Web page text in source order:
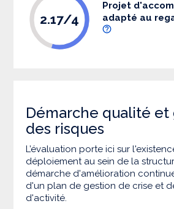
2.17/4
Projet
adapté au
Démarche qualité et
des risques
L’évaluation porte ici sur
déploiement au sein de la
démarche d'amélioration
d'un plan de gestion de crise et
d'activité.